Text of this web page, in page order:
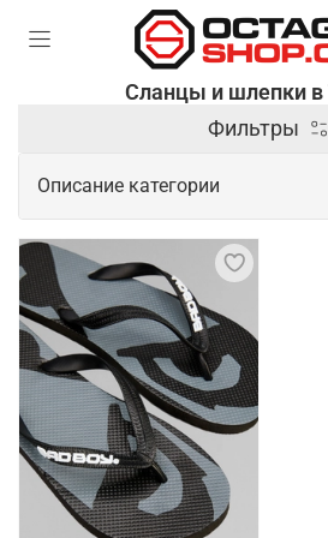
Сланцы и шлепки в
Фильтры
Описание категории
Практичные сланцы и
каждый день
Спортивные шлепки – это
обувь, предназначенная для
тренировок и повседневного
время года. Они
водостойких материалов
синтетический каучук),
защиту стопы при контакте с
поверхностями. Сланцы – это